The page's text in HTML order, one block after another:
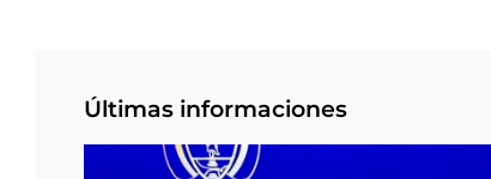
Últimas informaciones